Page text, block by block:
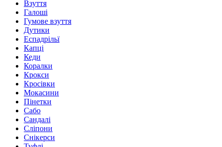
Взуття
Галоші
Гумове взуття
Дутики
Еспадрільї
Капці
Кеди
Коралки
Крокси
Кросівки
Мокасини
Пінетки
Сабо
Сандалі
Сліпони
Снікерси